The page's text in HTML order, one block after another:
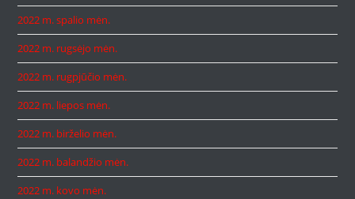
2022 m. spalio mėn.
2022 m. rugsėjo mėn.
2022 m. rugpjūčio mėn.
2022 m. liepos mėn.
2022 m. birželio mėn.
2022 m. balandžio mėn.
2022 m. kovo mėn.